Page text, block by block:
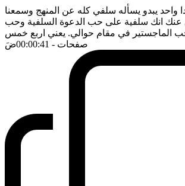
واحد يبدو يسأله سلفي كله عن المنهج وسمعنا
عنك انك سلفية على حب الدعوة السلفية وحب
حب الماجستير في مقام حوالي. يعني اربع خمس
صفحات - 00:00:41 ضَ